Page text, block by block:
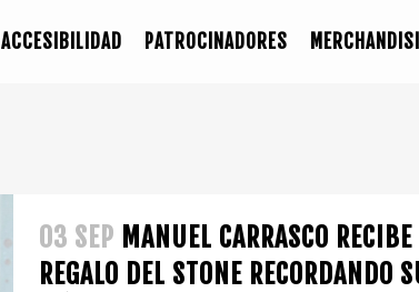
ACCESIBILIDAD PATROCINADORES
03 SEP MANUEL CARRASCO
REGALO DEL STONE RECORDANDO